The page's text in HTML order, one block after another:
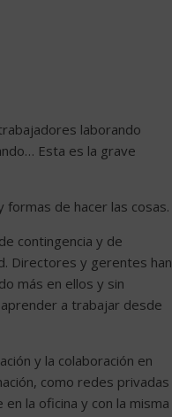
laborando
Esta es la grave
formas de hacer las cosas.
contingencia y de
Directores y gerentes han
más en ellos y sin
a trabajar desde
y la colaboración en
como redes privadas
la oficina y con la misma